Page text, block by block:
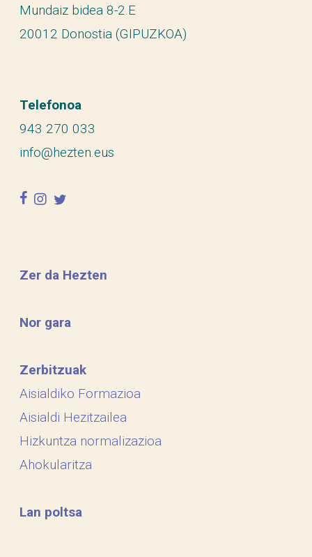
Mundaiz bidea 8-2.E
20012 Donostia (GIPUZKOA)
Telefonoa
943 270 033
info@hezten.eus
facebook
instagram
twitter
Zer da Hezten
Nor gara
Zerbitzuak
Aisialdiko Formazioa
Aisialdi Hezitzailea
Hizkuntza normalizazioa
Ahokularitza
Lan poltsa